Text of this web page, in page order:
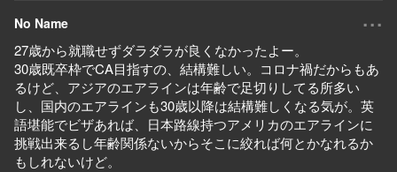
No Name ...
27歳から就職せずダラダラが良くなかったよー。
30歳既卒枠でCA目指すの、結構難しい。コロナ禍だからもあ
るけど、アジアのエアラインは年齢で足切りしてる所多い
し、国内のエアラインも30歳以降は結構難しくなる気が。英
語堪能でビザあれば、日本路線持つアメリカのエアラインに
挑戦出来るし年齢関係ないからそこに絞れば何とかなれるか
もしれないけど。